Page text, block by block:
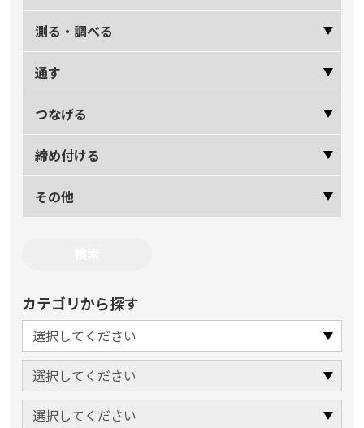
測る・調べる
通す
つなげる
締め付ける
その他
カテゴリから探す